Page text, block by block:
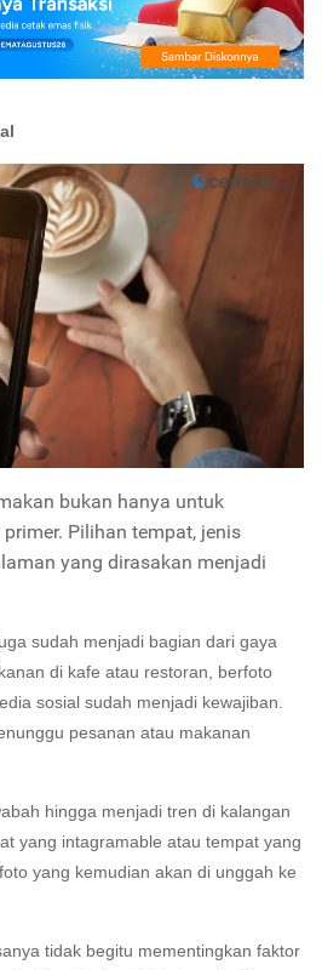
bukan hanya untuk
Pilihan tempat, jenis
yang dirasakan menjadi
sudah menjadi bagian dari gaya
di kafe atau restoran, berfoto
sosial sudah menjadi kewajiban.
pesanan atau makanan
hingga menjadi tren di kalangan
yang intagramable atau tempat yang
yang kemudian akan di unggah ke
tidak begitu mementingkan faktor